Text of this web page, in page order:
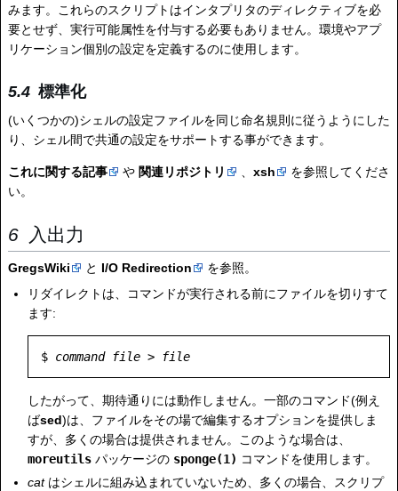
みます。これらのスクリプトはインタプリタのディレクティブを必
要とせず、実行可能属性を付与する必要もありません。環境やアプ
リケーション個別の設定を定義するのに使用します。
標準化
(いくつかの)シェルの設定ファイルを同じ命名規則に従うようにした
り、シェル間で共通の設定をサポートする事ができます。
これに関する記事 や 関連リポジトリ xsh
を参照してくださ
い。
入出力
GregsWiki と I/O Redirection
を参照。
リダイレクトは、コマンドが実行される前にファイルを切りすて
ます:
$ command file > file
したがって、期待通りには動作しません。一部のコマンド(例え
ばsed)は、ファイルをその場で編集するオプションを提供しま
すが、多くの場合は提供されません。このような場合は、
moreutils パッケージの sponge(1) コマンドを使用します。
catはシェルに組み込まれていないため、多くの場合、スクリプ